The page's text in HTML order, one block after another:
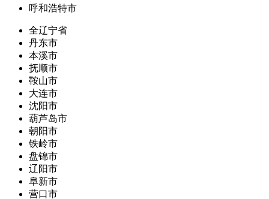
呼和浩特市
全辽宁省
丹东市
本溪市
抚顺市
鞍山市
大连市
沈阳市
葫芦岛市
朝阳市
铁岭市
盘锦市
辽阳市
阜新市
营口市